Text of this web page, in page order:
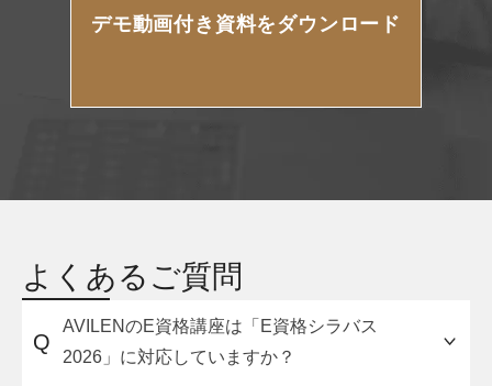
デモ動画付き資料をダウンロード
よくあるご質問
Q
AVILENのE資格講座は「E資格シラバス
2026」に対応していますか？